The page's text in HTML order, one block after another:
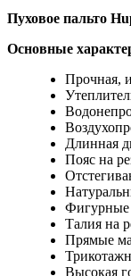
Пуховое пальто
Основные
Прочная,
Длинная
Пояс на
Фигурные
Талия на
Прямые
Высокая